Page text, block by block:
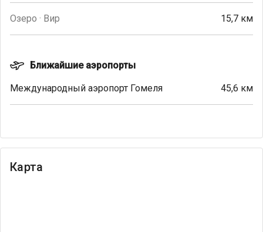
Озеро · Вир 15,7 км
Ближайшие аэропорты
Международный аэропорт Гомеля 45,6 км
Карта